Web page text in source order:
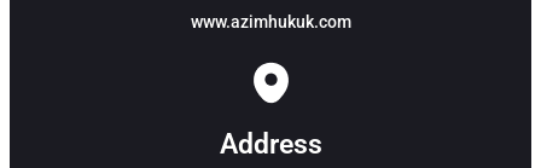
www.azimhukuk.com
Address